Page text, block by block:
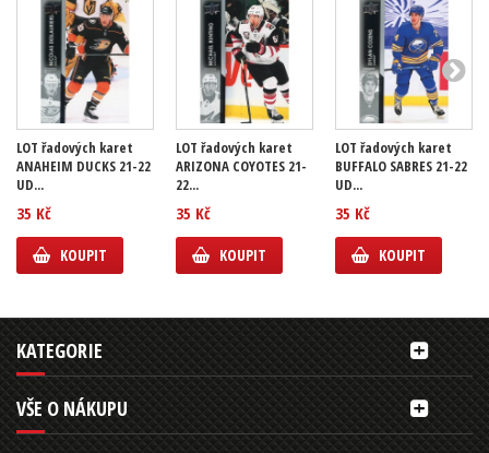
LOT řadových karet
ANAHEIM DUCKS 21-22
UD...
35 Kč
KOUPIT
LOT řadových karet
ARIZONA COYOTES 21-
22...
35 Kč
KOUPIT
LOT řadových karet
BUFFALO SABRES 21-22
UD...
35 Kč
KOUPIT
KATEGORIE
VŠE O NÁKUPU